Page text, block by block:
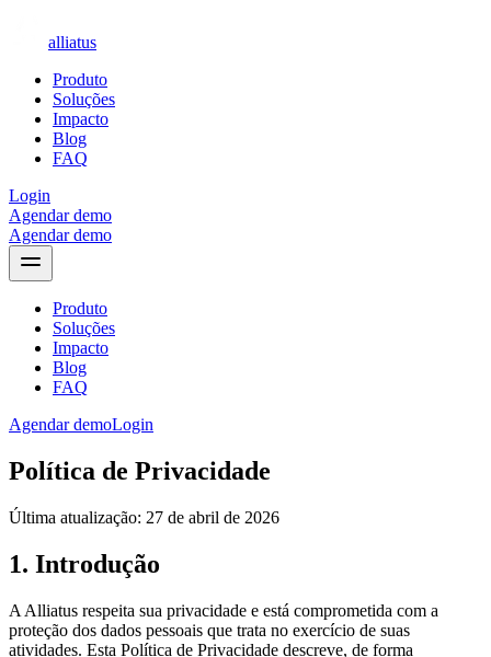
alliatus
Produto
Soluções
Impacto
Blog
FAQ
Login
Agendar demo
Agendar demo
Produto
Soluções
Impacto
Blog
FAQ
Agendar demoLogin
Política de Privacidade
Última atualização: 27 de abril de 2026
1. Introdução
A Alliatus respeita sua privacidade e está comprometida com a
proteção dos dados pessoais que trata no exercício de suas
atividades. Esta Política de Privacidade descreve, de forma